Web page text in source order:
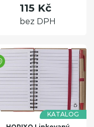
115 Kč
bez DPH
KATALOG